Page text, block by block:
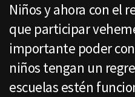
Niños y ahora con el
que participar
importante poder
niños tengan un
escuelas estén